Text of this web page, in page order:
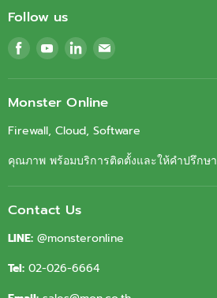
Follow us
Find
us
on
Facebook
Find
us
on
Youtube
Find
us
on
LinkedIn
Find
on
Monster Online
Firewall, Cloud, Software
คุณภาพ พร้อมบริการติดตั้งและให้คำปรึกษา
Contact Us
LINE: @monsteronline
Tel: 02-026-6664